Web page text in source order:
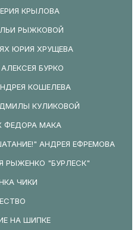
КРЫЛОВА
РЫЖКОВОЙ
ЮРИЯ ХРУЩЕВА
БУРКО
КОШЕЛЕВА
КУЛИКОВОЙ
ФЕДОРА МАКА
АНДРЕЯ ЕФРЕМОВА
РЫЖЕНКО "БУРЛЕСК"
ЧИКИ
НА ШИПКЕ